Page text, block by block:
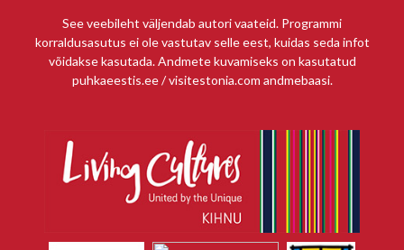
See veebileht väljendab autori vaateid. Programmi
korraldusasutus ei ole vastutav selle eest, kuidas seda infot
võidakse kasutada. Andmete kuvamiseks on kasutatud
puhkaeestis.ee / visitestonia.com andmebaasi.